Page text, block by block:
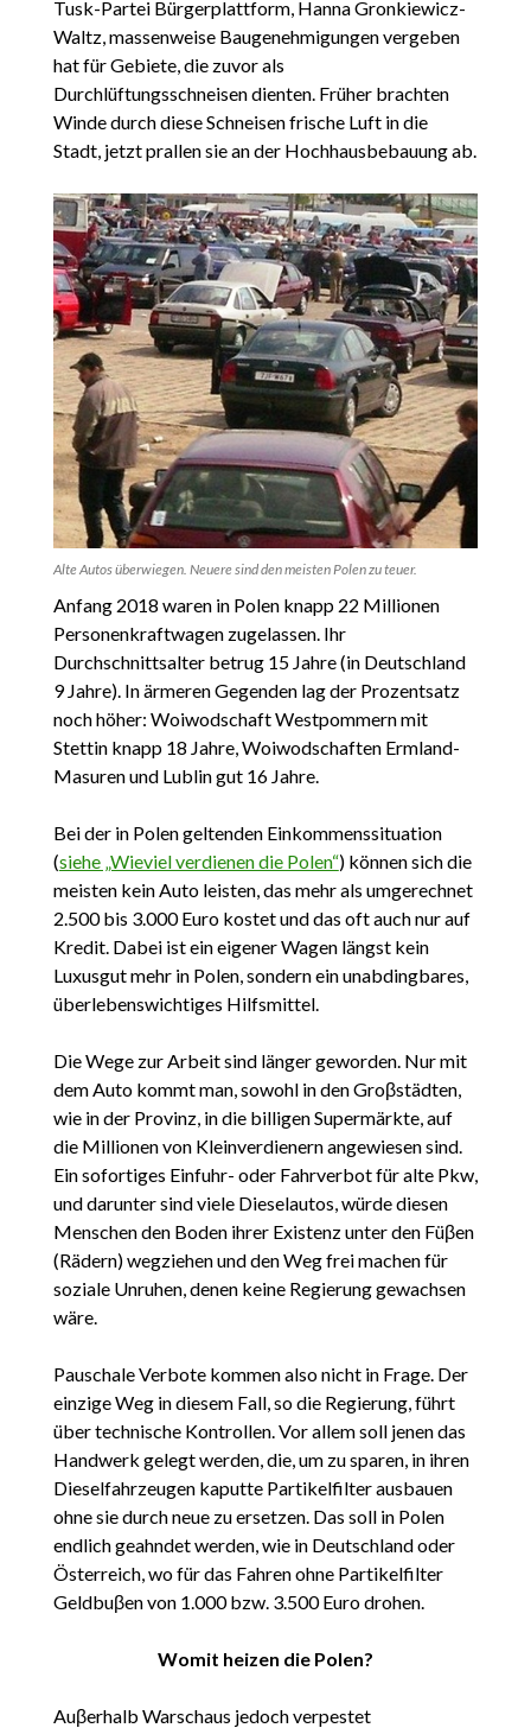
Tusk-Partei Bürgerplattform, Hanna Gronkiewicz-
Waltz, massenweise Baugenehmigungen vergeben
hat für Gebiete, die zuvor als
Durchlüftungsschneisen dienten. Früher brachten
Winde durch diese Schneisen frische Luft in die
Stadt, jetzt prallen sie an der Hochhausbebauung ab.
Alte Autos überwiegen. Neuere sind den meisten Polen zu teuer.
Anfang 2018 waren in Polen knapp 22 Millionen
Personenkraftwagen zugelassen. Ihr
Durchschnittsalter betrug 15 Jahre (in Deutschland
9 Jahre). In ärmeren Gegenden lag der Prozentsatz
noch höher: Woiwodschaft Westpommern mit
Stettin knapp 18 Jahre, Woiwodschaften Ermland-
Masuren und Lublin gut 16 Jahre.
Bei der in Polen geltenden Einkommenssituation
(siehe „Wieviel verdienen die Polen“) können sich die
meisten kein Auto leisten, das mehr als umgerechnet
2.500 bis 3.000 Euro kostet und das oft auch nur auf
Kredit. Dabei ist ein eigener Wagen längst kein
Luxusgut mehr in Polen, sondern ein unabdingbares,
überlebenswichtiges Hilfsmittel.
Die Wege zur Arbeit sind länger geworden. Nur mit
dem Auto kommt man, sowohl in den Groβstädten,
wie in der Provinz, in die billigen Supermärkte, auf
die Millionen von Kleinverdienern angewiesen sind.
Ein sofortiges Einfuhr- oder Fahrverbot für alte Pkw,
und darunter sind viele Dieselautos, würde diesen
Menschen den Boden ihrer Existenz unter den Füβen
(Rädern) wegziehen und den Weg frei machen für
soziale Unruhen, denen keine Regierung gewachsen
wäre.
Pauschale Verbote kommen also nicht in Frage. Der
einzige Weg in diesem Fall, so die Regierung, führt
über technische Kontrollen. Vor allem soll jenen das
Handwerk gelegt werden, die, um zu sparen, in ihren
Dieselfahrzeugen kaputte Partikelfilter ausbauen
ohne sie durch neue zu ersetzen. Das soll in Polen
endlich geahndet werden, wie in Deutschland oder
Österreich, wo für das Fahren ohne Partikelfilter
Geldbuβen von 1.000 bzw. 3.500 Euro drohen.
Womit heizen die Polen?
Auβerhalb Warschaus jedoch verpestet